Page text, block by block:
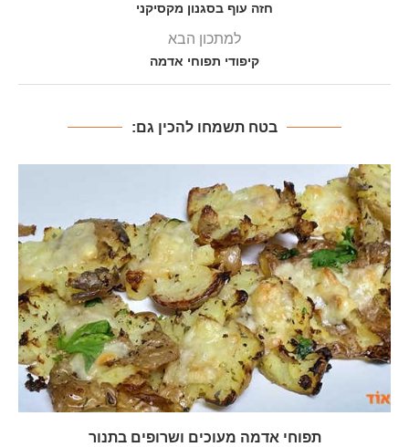
חזה עוף בסגנון מקסיקני
למתכון הבא
קיפודי תפוחי אדמה
בטח תשמחו להכין גם:
תפוחי אדמה מעוכים ושרופים בתנור